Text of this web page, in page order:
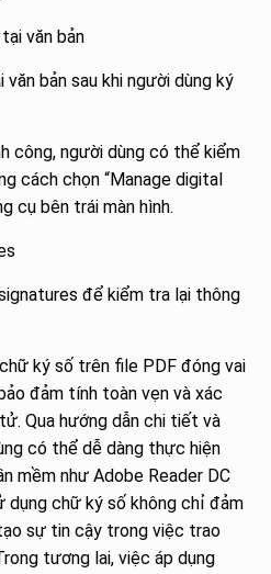
văn bản sau khi người dùng ký
công, người dùng có thể kiểm
cách chọn “Manage digital
cụ bên trái màn hình.
để kiểm tra lại thông
ký số trên file PDF đóng vai
đảm tính toàn vẹn và xác
Qua hướng dẫn chi tiết và
có thể dễ dàng thực hiện
mềm như Adobe Reader DC
dụng chữ ký số không chỉ đảm
sự tin cậy trong việc trao
tương lai, việc áp dụng